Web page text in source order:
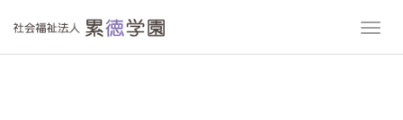
T